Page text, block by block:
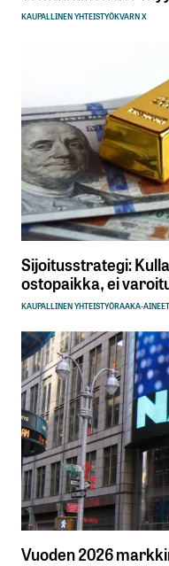
KAUPALLINEN YHTEISTYÖKVARN X
Sijoitusstrategi:
ostopaikka, ei
KAUPALLINEN YHTEISTYÖRAAKA-AINEET
Vuoden 2026